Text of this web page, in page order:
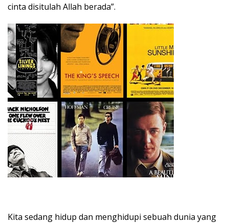
cinta disitulah Allah berada”.
Kita sedang hidup dan menghidupi sebuah dunia yang